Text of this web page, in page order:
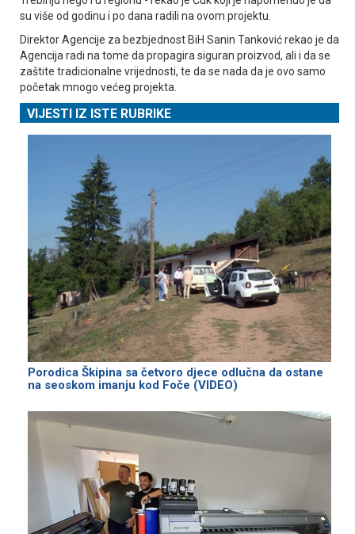
su više od godinu i po dana radili na ovom projektu.
Direktor Agencije za bezbjednost BiH Sanin Tanković rekao je da
Agencija radi na tome da propagira siguran proizvod, ali i da se
zaštite tradicionalne vrijednosti, te da se nada da je ovo samo
početak mnogo većeg projekta.
VIJESTI IZ ISTE RUBRIKE
Porodica Škipina sa četvoro djece odlučna da ostane
na seoskom imanju kod Foče (VIDEO)